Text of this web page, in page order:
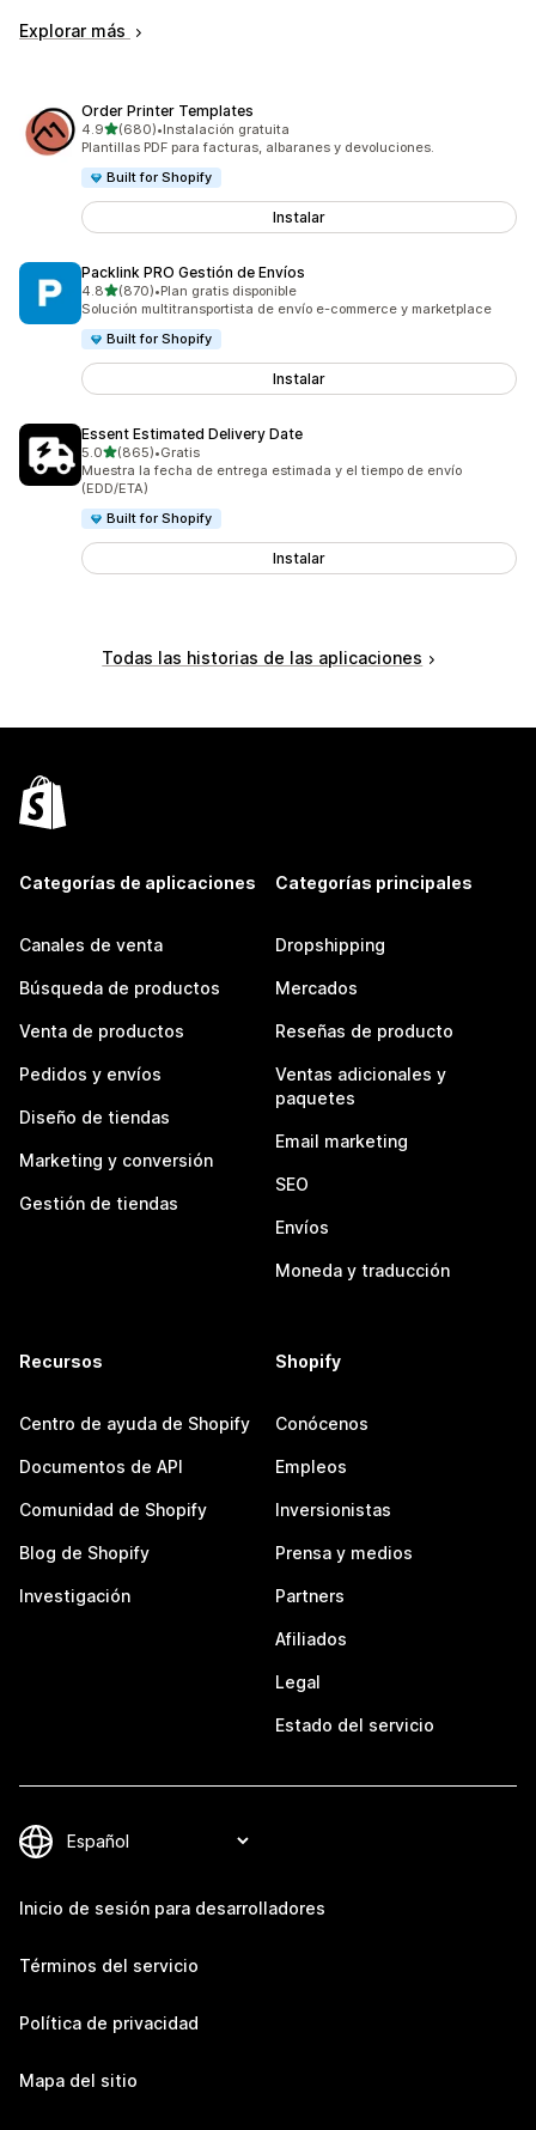
Explorar más
Order Printer Templates
4.9de 5 estrellas
(680)
680 reseñas en total
•Instalación gratuita
Plantillas PDF para facturas, albaranes y devoluciones.
Built for Shopify
Instalar
Packlink PRO Gestión de Envíos
4.8de 5 estrellas
(870)
870 reseñas en total
•Plan gratis disponible
Solución multitransportista de envío e-commerce y marketplace
Built for Shopify
Instalar
Essent Estimated Delivery Date
5.0de 5 estrellas
(865)
865 reseñas en total
•Gratis
Muestra la fecha de entrega estimada y el tiempo de envío
(EDD/ETA)
Built for Shopify
Instalar
Todas las historias de las aplicaciones
Categorías de aplicaciones
Canales de venta
Búsqueda de productos
Venta de productos
Pedidos y envíos
Diseño de tiendas
Marketing y conversión
Gestión de tiendas
Categorías principales
Dropshipping
Mercados
Reseñas de producto
Ventas adicionales y
paquetes
Email marketing
SEO
Envíos
Moneda y traducción
Recursos
Centro de ayuda de Shopify
Documentos de API
Comunidad de Shopify
Blog de Shopify
Investigación
Shopify
Conócenos
Empleos
Inversionistas
Prensa y medios
Partners
Afiliados
Legal
Estado del servicio
Inicio de sesión para desarrolladores
Términos del servicio
Política de privacidad
Mapa del sitio